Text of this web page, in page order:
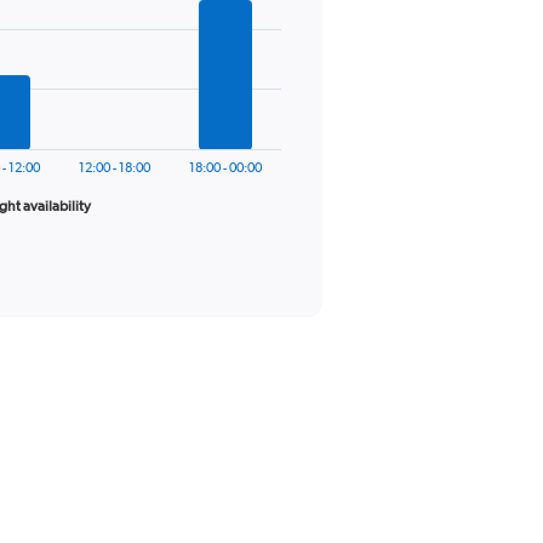
availability
12:00 12:00 - 18:00 18:00 - 00:00